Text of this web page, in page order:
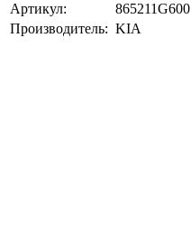
Артикул:
865211G600
Производитель: KIA